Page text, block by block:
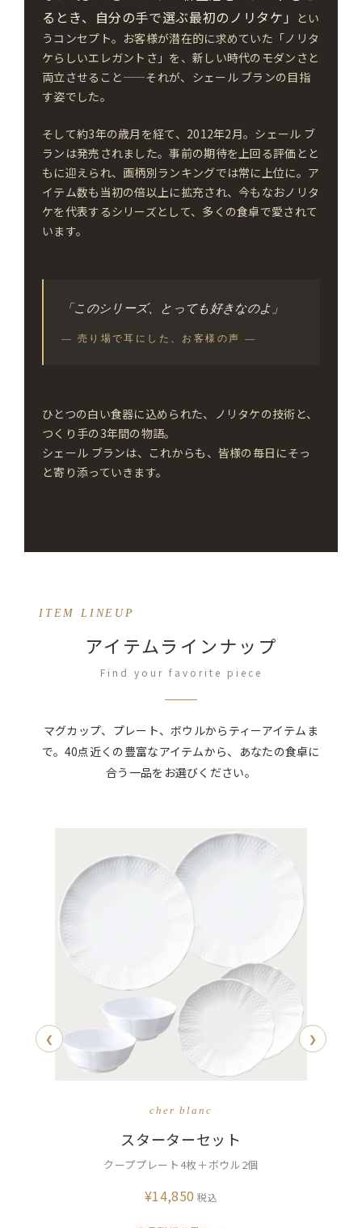
るとき、自分の手で選ぶ最初のノリタケ」
とい
うコンセプト。お客様が潜在的に求めていた「ノリタ
ケらしいエレガントさ」を、新しい時代のモダンさと
両立させること——それが、シェール ブランの目指
す姿でした。
そして約3年の歳月を経て、2012年2月。シェール ブ
ランは発売されました。事前の期待を上回る評価とと
もに迎えられ、画柄別ランキングでは常に上位に。ア
イテム数も当初の倍以上に拡充され、今もなおノリタ
ケを代表するシリーズとして、多くの食卓で愛されて
います。
「このシリーズ、とっても好きなのよ」
— 売り場で耳にした、お客様の声 —
ひとつの白い食器に込められた、ノリタケの技術と、
つくり手の3年間の物語。
シェール ブランは、これからも、皆様の毎日にそっ
と寄り添っていきます。
ITEM LINEUP
アイテムラインナップ
Find your favorite piece
マグカップ、プレート、ボウルからティーアイテムま
で。40点近くの豊富なアイテムから、あなたの食卓に
合う一品を お選びください。
cher blanc
スターターセット
クーププレート4枚＋ボウル2個
¥14,850 税込
❮ ❯